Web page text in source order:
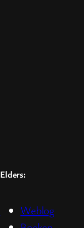
Elders:
Weblog